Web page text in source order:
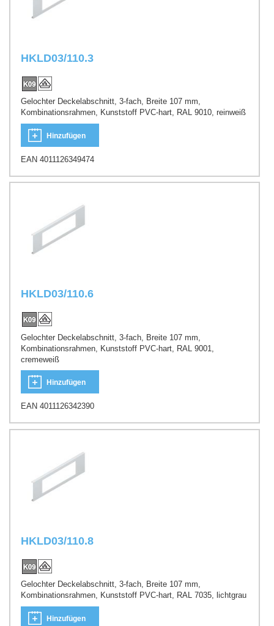
HKLD03/110.3
Gelochter Deckelabschnitt, 3-fach, Breite 107 mm,
Kombinationsrahmen, Kunststoff PVC-hart, RAL 9010, reinweiß
Hinzufügen
EAN 4011126349474
HKLD03/110.6
Gelochter Deckelabschnitt, 3-fach, Breite 107 mm,
Kombinationsrahmen, Kunststoff PVC-hart, RAL 9001,
cremeweiß
Hinzufügen
EAN 4011126342390
HKLD03/110.8
Gelochter Deckelabschnitt, 3-fach, Breite 107 mm,
Kombinationsrahmen, Kunststoff PVC-hart, RAL 7035, lichtgrau
Hinzufügen